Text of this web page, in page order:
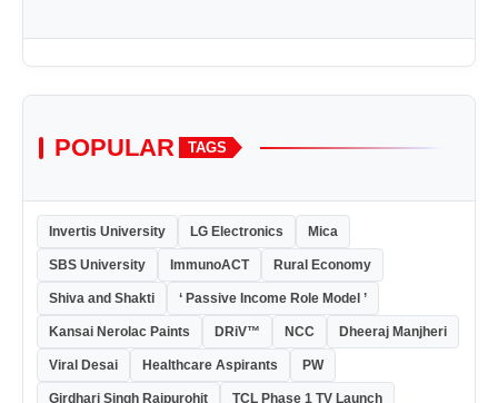
POPULAR TAGS
Invertis University LG Electronics Mica
SBS University ImmunoACT Rural Economy
Shiva and Shakti ‘ Passive Income Role Model ’
Kansai Nerolac Paints DRiV™ NCC Dheeraj Manjheri
Viral Desai Healthcare Aspirants PW
Girdhari Singh Rajpurohit TCL Phase 1 TV Launch